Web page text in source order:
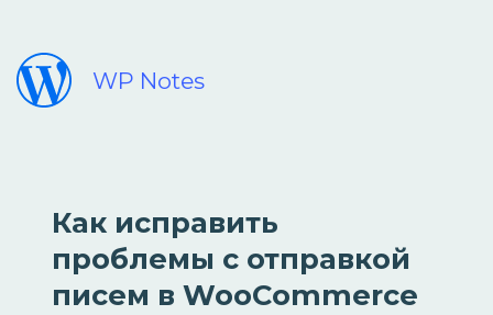
WP Notes
Как исправить
проблемы с отправкой
писем в WooCommerce